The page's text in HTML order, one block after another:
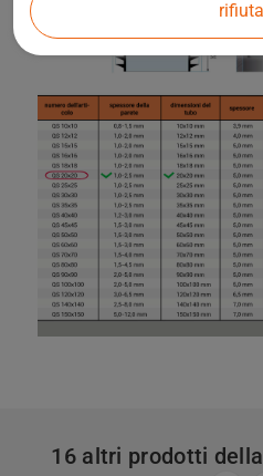
16 altri prodotti